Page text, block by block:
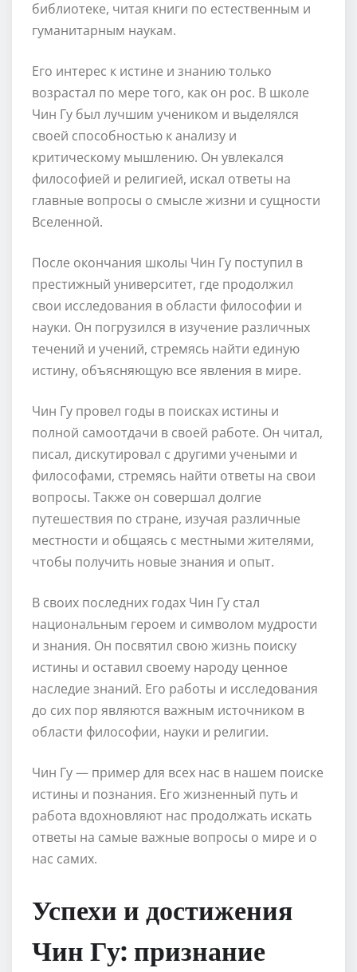
библиотеке, читая книги по естественным и
гуманитарным наукам.
Его интерес к истине и знанию только
возрастал по мере того, как он рос. В школе
Чин Гу был лучшим учеником и выделялся
своей способностью к анализу и
критическому мышлению. Он увлекался
философией и религией, искал ответы на
главные вопросы о смысле жизни и сущности
Вселенной.
После окончания школы Чин Гу поступил в
престижный университет, где продолжил
свои исследования в области философии и
науки. Он погрузился в изучение различных
течений и учений, стремясь найти единую
истину, объясняющую все явления в мире.
Чин Гу провел годы в поисках истины и
полной самоотдачи в своей работе. Он читал,
писал, дискутировал с другими учеными и
философами, стремясь найти ответы на свои
вопросы. Также он совершал долгие
путешествия по стране, изучая различные
местности и общаясь с местными жителями,
чтобы получить новые знания и опыт.
В своих последних годах Чин Гу стал
национальным героем и символом мудрости
и знания. Он посвятил свою жизнь поиску
истины и оставил своему народу ценное
наследие знаний. Его работы и исследования
до сих пор являются важным источником в
области философии, науки и религии.
Чин Гу — пример для всех нас в нашем поиске
истины и познания. Его жизненный путь и
работа вдохновляют нас продолжать искать
ответы на самые важные вопросы о мире и о
нас самих.
Успехи и достижения
Чин Гу: признание